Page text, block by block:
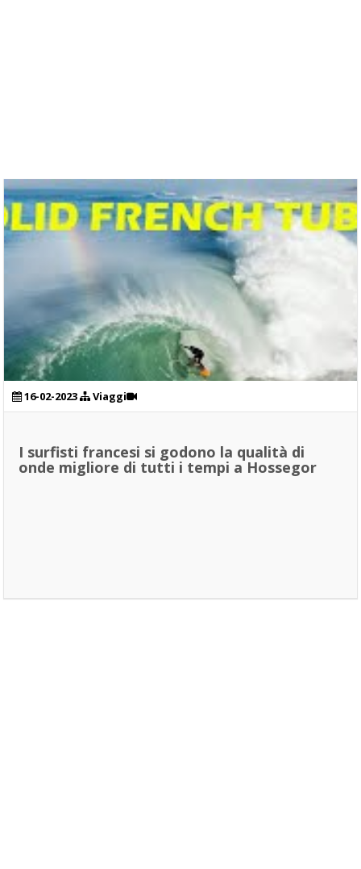
16-02-2023 Viaggi
I surfisti francesi si godono la qualità di
onde migliore di tutti i tempi a Hossegor